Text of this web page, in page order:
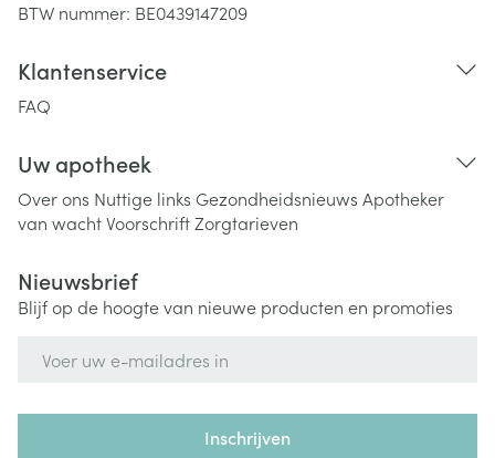
BTW nummer: BE0439147209
Klantenservice
FAQ
Uw apotheek
Over ons Nuttige links Gezondheidsnieuws Apotheker
van wachtVoorschriftZorgtarieven
Nieuwsbrief
Blijf op de hoogte van nieuwe producten en promoties
Inschrijven